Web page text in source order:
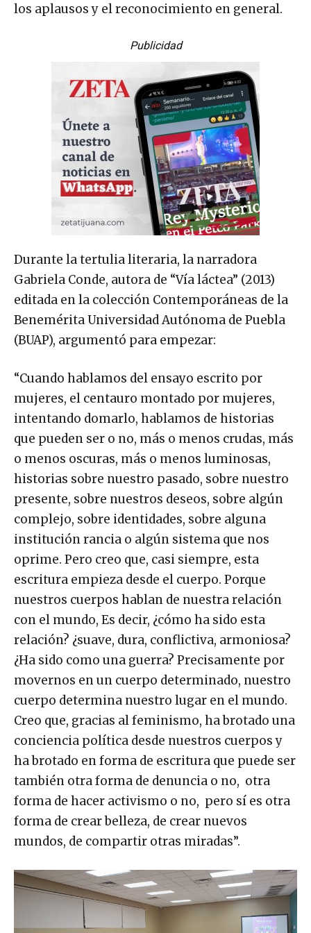
los aplausos y el reconocimiento en general.
Publicidad
Durante la tertulia literaria, la narradora
Gabriela Conde, autora de “Vía láctea” (2013)
editada en la colección Contemporáneas de la
Benemérita Universidad Autónoma de Puebla
(BUAP), argumentó para empezar:
“Cuando hablamos del ensayo escrito por
mujeres, el centauro montado por mujeres,
intentando domarlo, hablamos de historias
que pueden ser o no, más o menos crudas, más
o menos oscuras, más o menos luminosas,
historias sobre nuestro pasado, sobre nuestro
presente, sobre nuestros deseos, sobre algún
complejo, sobre identidades, sobre alguna
institución rancia o algún sistema que nos
oprime. Pero creo que, casi siempre, esta
escritura empieza desde el cuerpo. Porque
nuestros cuerpos hablan de nuestra relación
con el mundo, Es decir, ¿cómo ha sido esta
relación? ¿suave, dura, conflictiva, armoniosa?
¿Ha sido como una guerra? Precisamente por
movernos en un cuerpo determinado, nuestro
cuerpo determina nuestro lugar en el mundo.
Creo que, gracias al feminismo, ha brotado una
conciencia política desde nuestros cuerpos y
ha brotado en forma de escritura que puede ser
también otra forma de denuncia o no, otra
forma de hacer activismo o no, pero sí es otra
forma de crear belleza, de crear nuevos
mundos, de compartir otras miradas”.